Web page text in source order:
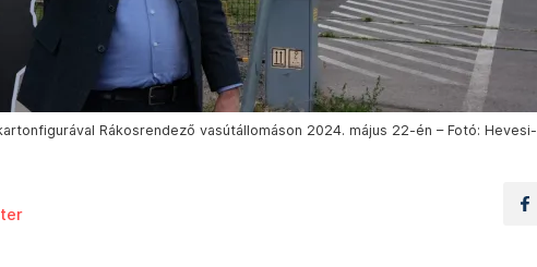
Rákosrendező vasútállomáson 2024. május 22-én – Fotó: Hevesi-